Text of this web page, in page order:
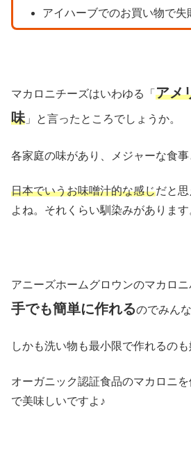
アイハーブでのお買い物で失
マカロニチーズはいわゆる「 アメ
味」と言ったところでしょうか。
各家庭の味があり、メジャーな食事
日本でいうお味噌汁的な感じだと
よね。それくらい馴染みがあります
アニーズホームグロウンのマカロ
手でも簡単に作れるのでみん
しかも洗い物も最小限で作れるの
オーガニック認証食品のマカロニ
で美味しいですよ♪